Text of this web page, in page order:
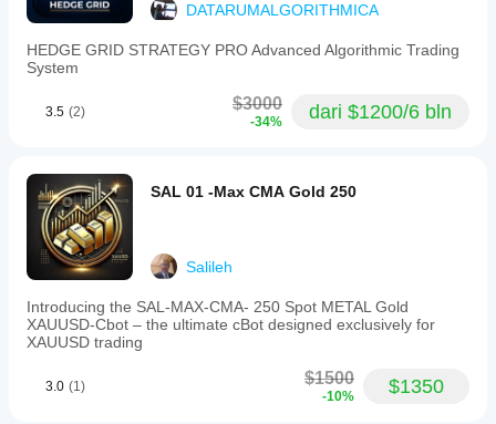
DATARUMALGORITHMICA
HEDGE GRID STRATEGY PRO Advanced Algorithmic Trading
System
3.5 (2) $3000
-34% dari $1200/6 bln
SAL 01 -Max CMA Gold 250
Salileh
Introducing the SAL-MAX-CMA- 250 Spot METAL Gold
XAUUSD-Cbot – the ultimate cBot designed exclusively for
XAUUSD trading
3.0 (1) $1500
-10% $1350